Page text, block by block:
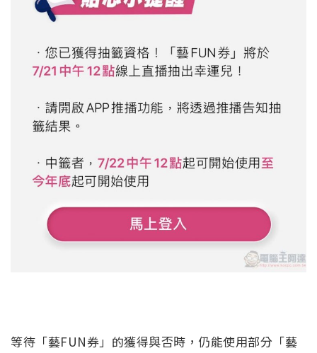
等待「藝FUN券」的獲得與否時，仍能使用部分「藝